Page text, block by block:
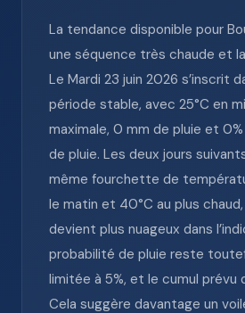
La tendance disponible pour
une séquence très chaude et
Le Mardi 23 juin 2026 s’inscrit
période stable, avec 25°C en
maximale, 0 mm de pluie et
de pluie. Les deux jours
même fourchette de
le matin et 40°C au plus
devient plus nuageux dans
probabilité de pluie reste
limitée à 5%, et le cumul prévu
Cela suggère davantage un